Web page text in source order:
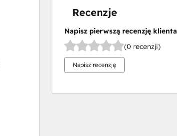
Recenzje
Napisz pierwszą recenzję klienta
(0 recenzji)
Napisz recenzję